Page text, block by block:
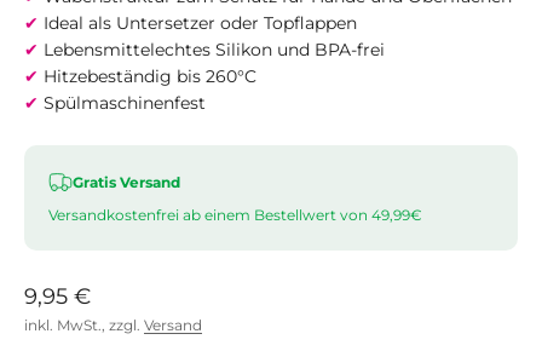
✔ Ideal als Untersetzer oder Topflappen
✔ Lebensmittelechtes Silikon und BPA-frei
✔ Hitzebeständig bis 260°C
✔ Spülmaschinenfest
Gratis Versand
Versandkostenfrei ab einem Bestellwert von 49,99€
Angebot
9,95 €
inkl. MwSt., zzgl. Versand